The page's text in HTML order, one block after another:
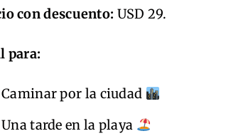
con descuento: USD 29.
para:
Caminar por la ciudad
Una tarde en la playa